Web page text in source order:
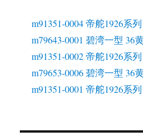
m91351-0004 帝舵1926系列
m79643-0001 碧湾一型 36
m91351-0002 帝舵1926系列
m79653-0006 碧湾一型 36
m91351-0001 帝舵1926系列